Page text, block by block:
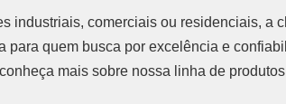
industriais, comerciais ou residenciais, a
para quem busca por excelência e
mais sobre nossa linha de